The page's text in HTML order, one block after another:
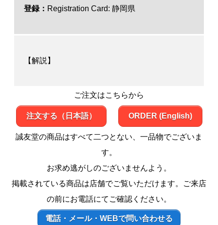
登録： Registration Card: 静岡県
【解説】
ご注文はこちらから
注文する（日本語） ORDER (English)
誠友堂の商品はすべて二つとない、一品物でございま
す。
お求め逃がしのございませんよう。
掲載されている商品は店舗でご覧いただけます。ご来店
の前にお電話にてご確認ください。
電話・メール・WEBで問い合わせる